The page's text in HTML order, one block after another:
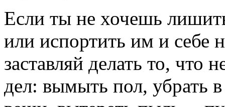
Если ты не хочешь
или испортить им и себе
заставляй делать то, что
дел: вымыть пол, убрать